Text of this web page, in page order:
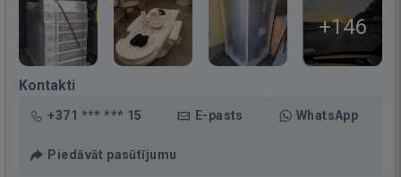
+146
Kontakti
+371 *** *** 15 E-pasts WhatsApp
Piedāvāt pasūtījumu